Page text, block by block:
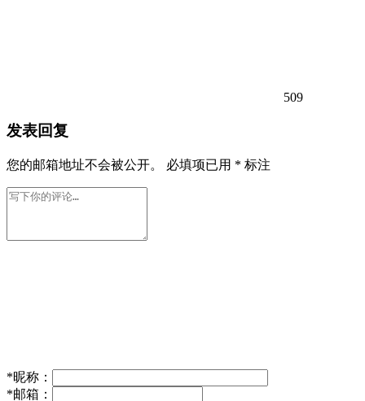
509
发表回复
您的邮箱地址不会被公开。 必填项已用 * 标注
*昵称：
*邮箱：